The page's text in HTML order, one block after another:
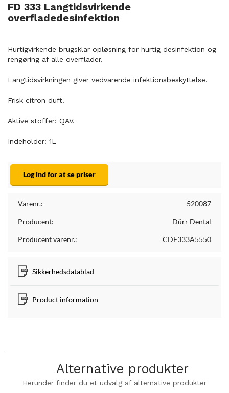
FD 333 Langtidsvirkende
overfladedesinfektion
Hurtigvirkende brugsklar opløsning for hurtig desinfektion og
rengøring af alle overflader.
Langtidsvirkningen giver vedvarende infektionsbeskyttelse.
Frisk citron duft.
Aktive stoffer: QAV.
Indeholder: 1L
Log ind for at se priser
Varenr.: 520087
Producent: Dürr Dental
Producent varenr.: CDF333A5550
Sikkerhedsdatablad
Product information
Alternative produkter
Herunder finder du et udvalg af alternative produkter